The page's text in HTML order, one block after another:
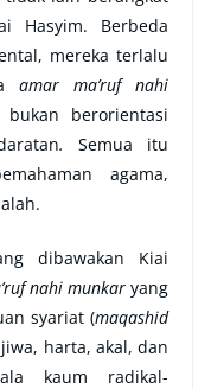
Hasyim. Berbeda
mereka terlalu
amar ma’ruf nahi
berorientasi
. Semua itu
agama,
dibawakan Kiai
nahi munkar yang
syariat (maqashid
harta, akal, dan
kaum radikal-